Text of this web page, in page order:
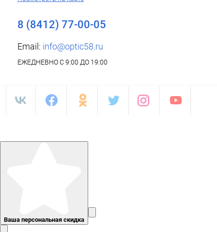
8 (8412) 77-00-05
Email: info@optic58.ru
ЕЖЕДНЕВНО С 9:00 ДО 19:00
Ваша персональная скидка